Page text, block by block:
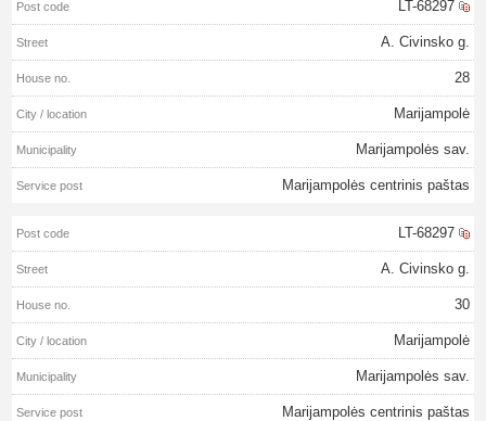
LT-68297
A. Civinsko g.
28
Marijampolė
Marijampolės sav.
Marijampolės centrinis paštas
LT-68297
A. Civinsko g.
30
Marijampolė
Marijampolės sav.
Marijampolės centrinis paštas